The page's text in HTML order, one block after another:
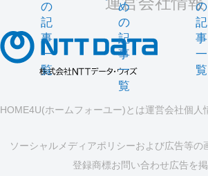
の
記
事
一
覧
め
の
記
事
一
覧
の
記
事
一
覧
HOME4U(ホームフォーユー)とは運営会社個人
ソーシャルメディアポリシーおよび広告等の
登録商標お問い合わせ広告を